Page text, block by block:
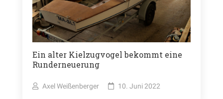
Ein alter Kielzugvogel bekommt eine
Runderneuerung
Axel Weißenberger 10. Juni 2022